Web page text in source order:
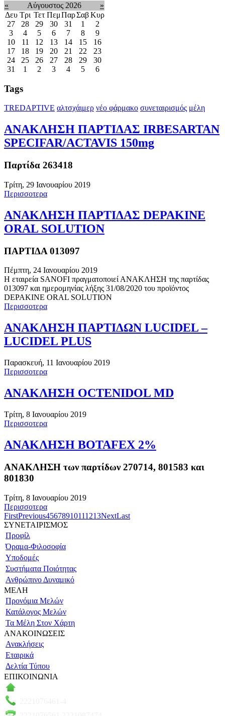
« Αύγουστος 2026
»
Δευ Τρι Τετ ΠεμΠαρΣαβΚυρ
27
28 29 30 31 1
2
3
4 5 6 7 8
9
10
11 12 13 14 15
16
17
18 19 20 21 22
23
24
25 26 27 28 29
30
31
1 2 3 4 5 6
Tags
TREDAPTIVE αλτσχάιμερ νέο φάρμακο συνεταιρισμός μέλη
ΑΝΑΚΛΗΣΗ ΠΑΡΤΙΔΑΣ IRBESARTAN
SPECIFAR/ACTAVIS 150mg
Παρτίδα 263418
Τρίτη, 29 Ιανουαρίου 2019
Περισσοτερα
ΑΝΑΚΛΗΣΗ ΠΑΡΤΙΔΑΣ DEPAKINE
ORAL SOLUTION
ΠΑΡΤΙΔΑ 013097
Πέμπτη, 24 Ιανουαρίου 2019
Η εταιρεία SANOFI πραγματοποιεί ΑΝΑΚΛΗΣΗ της παρτίδας
013097 και ημερομηνίας λήξης 31/08/2020 του προϊόντος
DEPAKINE ORAL SOLUTION
Περισσοτερα
ΑΝΑΚΛΗΣΗ ΠΑΡΤΙΔΩΝ LUCIDEL –
LUCIDEL PLUS
Παρασκευή, 11 Ιανουαρίου 2019
Περισσοτερα
ΑΝΑΚΛΗΣΗ OCTENIDOL MD
Τρίτη, 8 Ιανουαρίου 2019
Περισσοτερα
ΑΝΑΚΛΗΣΗ BOTAFEX 2%
ΑΝΑΚΛΗΣΗ των παρτίδων 270714, 801583 και
801830
Τρίτη, 8 Ιανουαρίου 2019
Περισσοτερα
FirstPrevious45678910111213NextLast
ΣΥΝΕΤΑΙΡΙΣΜΟΣ
Προφίλ
Όραμα-Φιλοσοφία
Υποδομές
Συστήματα Ποιότητας
Ανθρώπινο Δυναμικό
ΜΕΛΗ
Προνόμια Μελών
Κατάλογος Μελών
Τα Μέλη Στον Χάρτη
ΑΝΑΚΟΙΝΩΣΕΙΣ
Ανακλήσεις
Εταιρικά
Δελτία Τύπου
ΕΠΙΚΟΙΝΩΝΙΑ